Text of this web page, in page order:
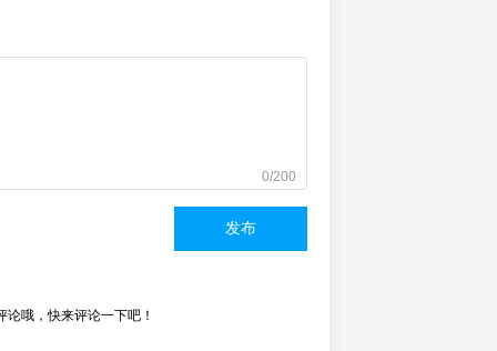
0/200
发布
论哦，快来评论一下吧！